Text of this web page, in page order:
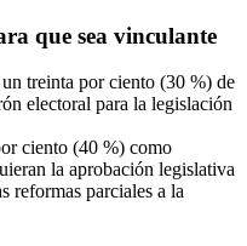
que sea vinculante
treinta por ciento (30 %) de
electoral para la legislación
ciento (40 %) como
la aprobación legislativa
reformas parciales a la